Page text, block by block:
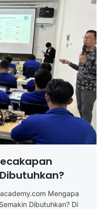
Mengapa
Dibutuhkan? Di